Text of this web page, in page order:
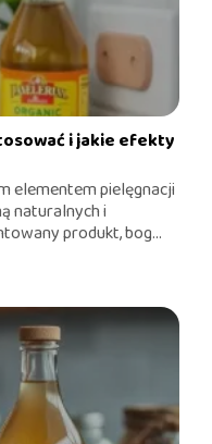
i jakie efekty
elementem pielęgnacji
naturalnych i
produkt, bog...